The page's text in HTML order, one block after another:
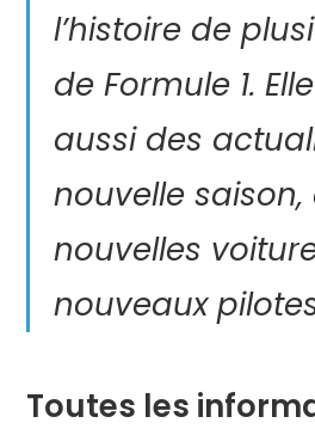
l’histoire de
de Formule 1.
aussi des
nouvelle saison,
nouvelles
nouveaux
Toutes les